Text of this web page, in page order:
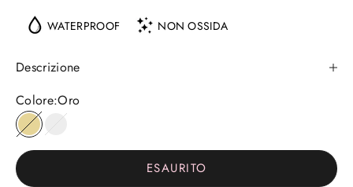
WATERPROOF NON OSSIDA
Descrizione
Colore:Oro
Oro
ESAURITO